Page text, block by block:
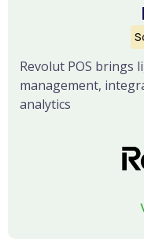
Revolut POS brings
management,
analytics